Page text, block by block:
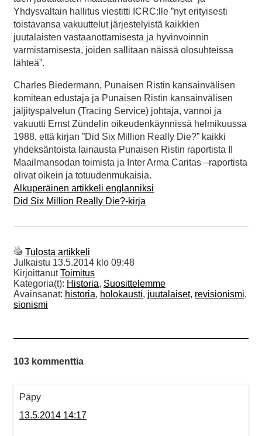
Yhdysvaltain hallitus viestitti ICRC:lle ”nyt erityisesti
toistavansa vakuuttelut järjestelyistä kaikkien
juutalaisten vastaanottamisesta ja hyvinvoinnin
varmistamisesta, joiden sallitaan näissä olosuhteissa
lähteä”.
Charles Biedermann, Punaisen Ristin kansainvälisen
komitean edustaja ja Punaisen Ristin kansainvälisen
jäljityspalvelun (Tracing Service) johtaja, vannoi ja
vakuutti Ernst Zündelin oikeudenkäynnissä helmikuussa
1988, että kirjan ”Did Six Million Really Die?” kaikki
yhdeksäntoista lainausta Punaisen Ristin raportista II
Maailmansodan toimista ja Inter Arma Caritas –raportista
olivat oikein ja totuudenmukaisia.
Alkuperäinen artikkeli englanniksi
Did Six Million Really Die?-kirja
Tulosta artikkeli
Julkaistu 13.5.2014 klo 09:48
KirjoittanutToimitus
Kategoria(t): Historia, Suosittelemme
Avainsanat: historia, holokausti, juutalaiset, revisionismi,
sionismi
103 kommenttia
Päpy
13.5.2014 14:17